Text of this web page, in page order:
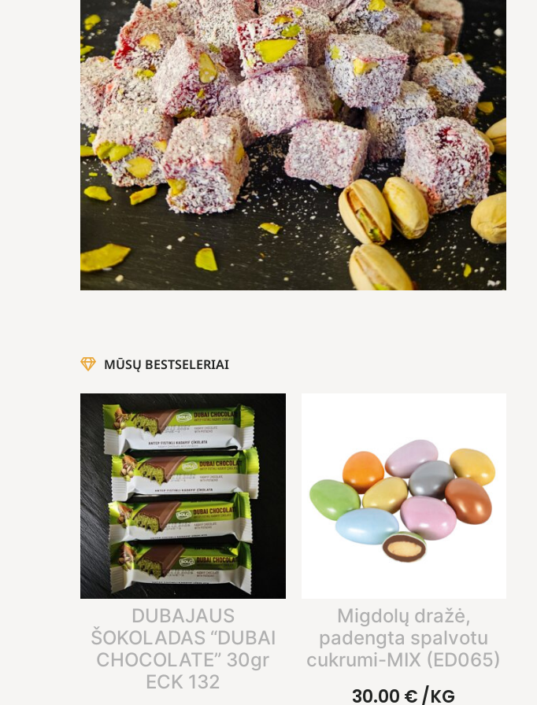
MŪSŲ BESTSELERIAI
DUBAJAUS
ŠOKOLADAS “DUBAI
CHOCOLATE” 30gr
ECK 132
Migdolų dražė,
padengta spalvotu
cukrumi-MIX (ED065)
30.00 €/KG